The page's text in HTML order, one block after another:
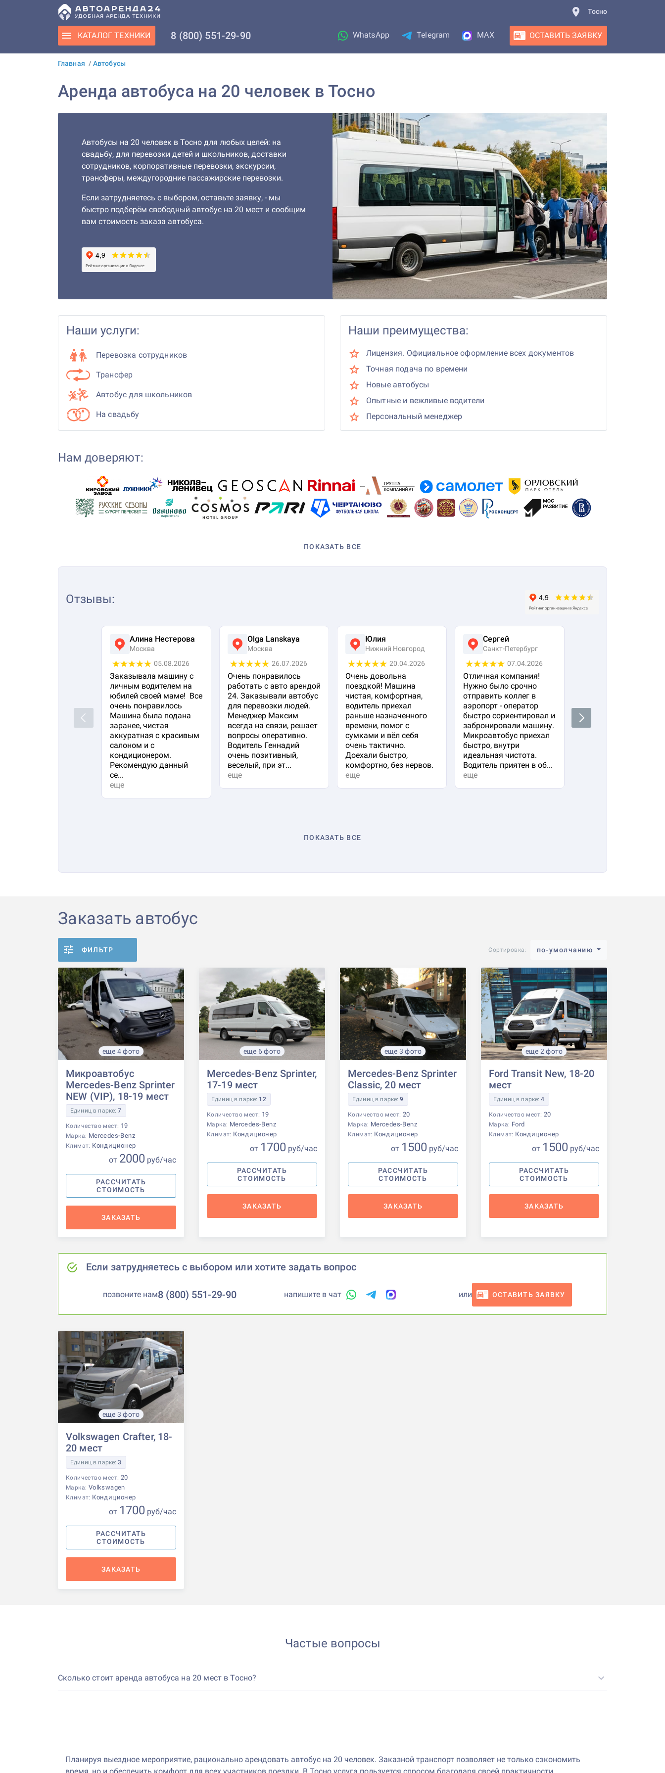
Тосно
КАТАЛОГ ТЕХНИКИ 8 (800) 551-29-90 WhatsApp Telegram MAX ОСТАВИТЬ ЗАЯВКУ
Главная / Автобусы
Аренда автобуса на 20 человек в Тосно
Автобусы на 20 человек в Тосно для любых целей: на
свадьбу, для перевозки детей и школьников, доставки
сотрудников, корпоративные перевозки, экскурсии,
трансферы, междугородние пассажирские перевозки.
Если затрудняетесь с выбором, оставьте заявку, - мы
быстро подберём свободный автобус на 20 мест и сообщим
вам стоимость заказа автобуса.
Наши услуги:
Перевозка сотрудников
Трансфер
Автобус для школьников
На свадьбу
Наши преимущества:
Лицензия. Официальное оформление всех документов
Точная подача по времени
Новые автобусы
Опытные и вежливые водители
Персональный менеджер
Нам доверяют:
ПОКАЗАТЬ ВСЕ
Отзывы:
Previous
Алина Нестерова
Москва
05.08.2026
Заказывала машину с
личным водителем на
юбилей своей маме! Все
очень понравилось
Машина была подана
заранее, чистая
аккуратная с красивым
салоном и с
кондиционером.
Рекомендую данный
се...
еще
Olga Lanskaya
Москва
26.07.2026
Очень понравилось
работать с авто арендой
24. Заказывали автобус
для перевозки людей.
Менеджер Максим
всегда на связи, решает
вопросы оперативно.
Водитель Геннадий
очень позитивный,
веселый, при эт...
еще
Юлия
Нижний Новгород
20.04.2026
Очень довольна
поездкой! Машина
чистая, комфортная,
водитель приехал
раньше назначенного
времени, помог с
сумками и вёл себя
очень тактично.
Доехали быстро,
комфортно, без нервов.
еще
Сергей
Санкт-Петербург
07.04.2026
Отличная компания!
Нужно было срочно
отправить коллег в
аэропорт - оператор
быстро сориентировал и
забронировали машину.
Микроавтобус приехал
быстро, внутри
идеальная чистота.
Водитель приятен в об...
еще
жд вокзала в 4 утра.
Очень переживала
водитель опоздает
Next
ПОКАЗАТЬ ВСЕ
Заказать автобус
ФИЛЬТР Сортировка: по-умолчанию
еще 4 фото
Микроавтобус
Mercedes-Benz Sprinter
NEW (VIP), 18-19 мест
Единиц в парке:7
Количество мест: 19
Марка: Mercedes-Benz
Климат: Кондиционер
от 2000 руб/час
РАССЧИТАТЬ
СТОИМОСТЬ
ЗАКАЗАТЬ
еще 6 фото
Mercedes-Benz Sprinter,
17-19 мест
Единиц в парке: 12
Количество мест: 19
Марка: Mercedes-Benz
Климат: Кондиционер
от 1700 руб/час
РАССЧИТАТЬ
СТОИМОСТЬ
ЗАКАЗАТЬ
еще 3 фото
Mercedes-Benz Sprinter
Classic, 20 мест
Единиц в парке:9
Количество мест: 20
Марка: Mercedes-Benz
Климат: Кондиционер
от 1500 руб/час
РАССЧИТАТЬ
СТОИМОСТЬ
ЗАКАЗАТЬ
еще 2 фото
Ford Transit New, 18-20
мест
Единиц в парке:4
Количество мест: 20
Марка: Ford
Климат: Кондиционер
от 1500 руб/час
РАССЧИТАТЬ
СТОИМОСТЬ
ЗАКАЗАТЬ
Если затрудняетесь с выбором или хотите задать вопрос
позвоните нам8 (800) 551-29-90 напишите в чат или ОСТАВИТЬ ЗАЯВКУ
еще 3 фото
Volkswagen Crafter, 18-
20 мест
Единиц в парке:3
Количество мест: 20
Марка: Volkswagen
Климат: Кондиционер
от 1700 руб/час
РАССЧИТАТЬ
СТОИМОСТЬ
ЗАКАЗАТЬ
Частые вопросы
Сколько стоит аренда автобуса на 20 мест в Тосно?
Планируя выездное мероприятие, рационально арендовать автобус на 20 человек. Заказной транспорт позволяет не только сэкономить